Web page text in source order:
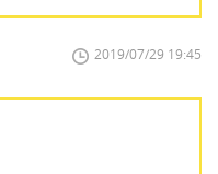
2019/07/29 19:45